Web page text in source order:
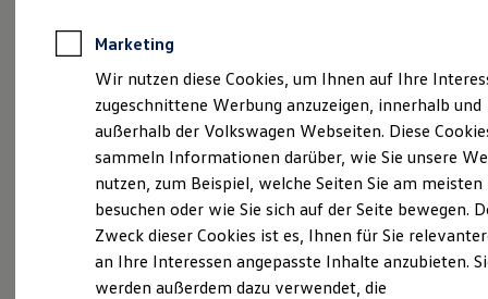
Anpfiff zum Gewinn
Elektroautos
ID. Tutorials
Elektrofahrzeugkonzepte
Reichweite
Reichweite der ID. Modelle
Reichweite im Winter
Laden
Laden unterwegs
Laden Zuhause
Marketing
Wir nutzen diese Cookies, um Ihnen auf Ihre
zugeschnittene Werbung anzuzeigen, innerhalb und
außerhalb der Volkswagen Webseiten. Diese
sammeln Informationen darüber, wie Sie unsere
nutzen, zum Beispiel, welche Seiten Sie am meisten
besuchen oder wie Sie sich auf der Seite bewegen.
Zweck dieser Cookies ist es, Ihnen für Sie
an Ihre Interessen angepasste Inhalte anzubieten.
werden außerdem dazu verwendet, die